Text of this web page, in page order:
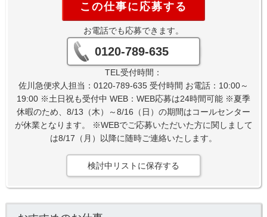
この仕事に応募する
お電話でも応募できます。
0120-789-635
TEL受付時間：
佐川急便求人担当：0120-789-635 受付時間 お電話：10:00～
19:00 ※土日祝も受付中 WEB：WEB応募は24時間可能 ※夏季
休暇のため、8/13（木）～8/16（日）の期間はコールセンター
が休業となります。 ※WEBでご応募いただいた方に関しまして
は8/17（月）以降に随時ご連絡いたします。
検討中リストに保存する